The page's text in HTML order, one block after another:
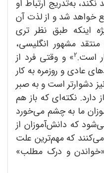
به‌تدریج ارتباط او
خواهد شد و از لذت آن
اینکه طبق نظر تری
منتقد مشهور انگلیسی،
است.2» و وقتی فرد از
عادی و روزمره به کار
دشوارتر است و به صبر
نکته‌ای که باز هم
ما به چشم می‌خورد
که دانش‌آموزان از
می‌کنند که مهم‌ترین علت
و درک مطلب»